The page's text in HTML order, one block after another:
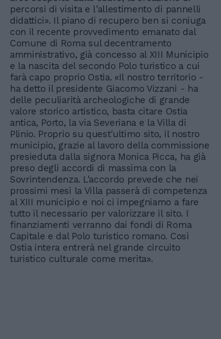
percorsi di visita e l'allestimento di pannelli
didattici». Il piano di recupero ben si coniuga
con il recente provvedimento emanato dal
Comune di Roma sul decentramento
amministrativo, già concesso al XIII Municipio
e la nascita del secondo Polo turistico a cui
farà capo proprio Ostia. «Il nostro territorio -
ha detto il presidente Giacomo Vizzani - ha
delle peculiarità archeologiche di grande
valore storico artistico, basta citare Ostia
antica, Porto, la via Severiana e la Villa di
Plinio. Proprio su quest'ultimo sito, il nostro
municipio, grazie al lavoro della commissione
presieduta dalla signora Monica Picca, ha già
preso degli accordi di massima con la
Sovrintendenza. L'accordo prevede che nei
prossimi mesi la Villa passerà di competenza
al XIII municipio e noi ci impegniamo a fare
tutto il necessario per valorizzare il sito. I
finanziamenti verranno dai fondi di Roma
Capitale e dal Polo turistico romano. Così
Ostia intera entrerà nel grande circuito
turistico culturale come merita».